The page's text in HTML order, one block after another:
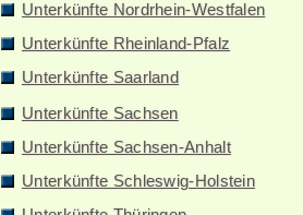
Unterkünfte Nordrhein-Westfalen
Unterkünfte Rheinland-Pfalz
Unterkünfte Saarland
Unterkünfte Sachsen
Unterkünfte Sachsen-Anhalt
Unterkünfte Schleswig-Holstein